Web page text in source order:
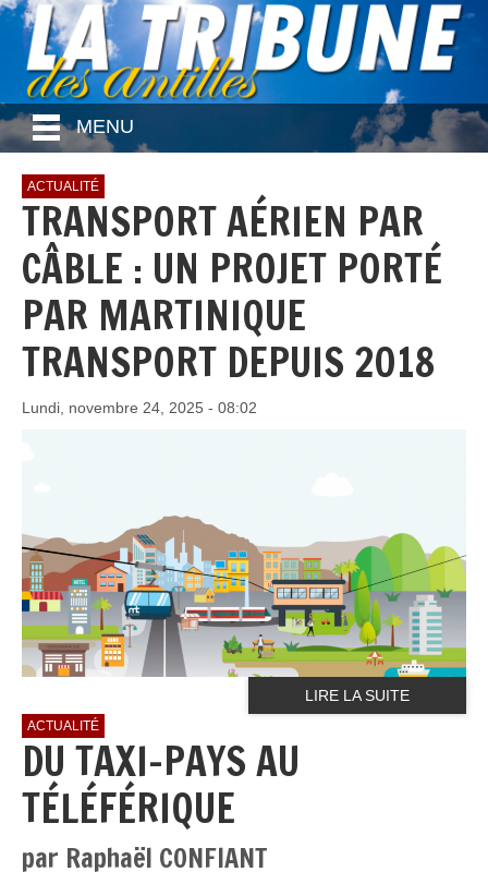
MENU
ACTUALITÉ
TRANSPORT AÉRIEN PAR
CÂBLE : UN PROJET PORTÉ
PAR MARTINIQUE
TRANSPORT DEPUIS 2018
Lundi, novembre 24, 2025 - 08:02
LIRE LA SUITE
ACTUALITÉ
DU TAXI-PAYS AU
TÉLÉFÉRIQUE
par Raphaël CONFIANT